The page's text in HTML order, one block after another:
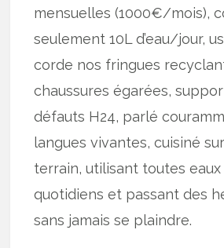
mensuelles (1000€/mois),
seulement 10L d’eau/jour,
corde nos fringues
chaussures égarées,
défauts H24, parlé
langues vivantes, cuisiné
terrain, utilisant toutes eaux
quotidiens et passant des
sans jamais se plaindre.